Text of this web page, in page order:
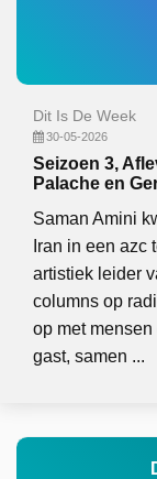
Dit Is De Week
30-05-2026
Seizoen 3,
Palache en
Saman Amini
Iran in een azc
artistiek leider
columns op
op met
gast, samen ...